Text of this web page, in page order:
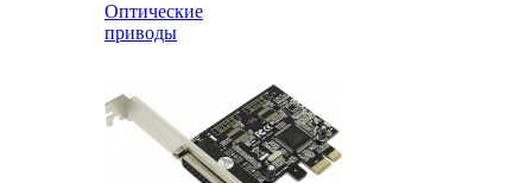
Оптические
приводы